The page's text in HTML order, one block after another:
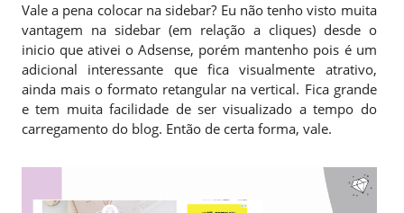
Vale a pena colocar na sidebar? Eu não tenho visto muita
vantagem na sidebar (em relação a cliques) desde o
inicio que ativei o Adsense, porém mantenho pois é um
adicional interessante que fica visualmente atrativo,
ainda mais o formato retangular na vertical. Fica grande
e tem muita facilidade de ser visualizado a tempo do
carregamento do blog. Então de certa forma, vale.